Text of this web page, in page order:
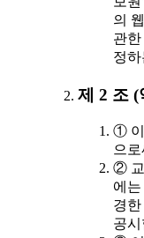
의
관
정
제 2 조 (
① 이
으
② 교
에
경
공